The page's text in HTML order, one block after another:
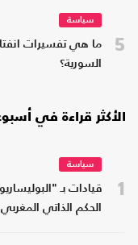
5
سياسة
ما هي تفسيرات
السورية؟
الأكثر قراءة في
1
سياسة
قيادات بـ
الحكم الذاتي المغربي